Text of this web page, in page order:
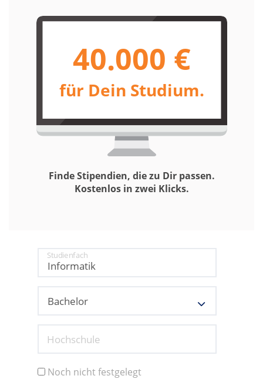
40.000 €
für Dein Studium.
Finde Stipendien, die zu Dir passen.
Kostenlos in zwei Klicks.
Studienfach
Hochschule
Noch nicht festgelegt